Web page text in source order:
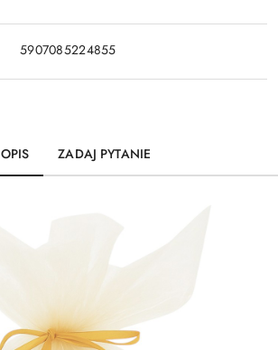
5907085224855
OPIS ZADAJ PYTANIE